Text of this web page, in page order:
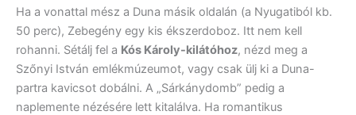
Ha a vonattal mész a Duna másik oldalán (a Nyugatiból kb.
50 perc), Zebegény egy kis ékszerdoboz. Itt nem kell
rohanni. Sétálj fel a Kós Károly-kilátóhoz, nézd meg a
Szőnyi István emlékmúzeumot, vagy csak ülj ki a Duna-
partra kavicsot dobálni. A „Sárkánydomb” pedig a
naplemente nézésére lett kitalálva. Ha romantikus